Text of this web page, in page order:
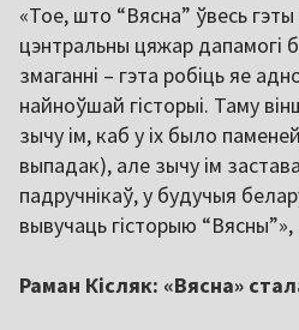
«Тое, што “Вясна” ўвесь гэты
цэнтральны цяжар дапамогі
змаганні – гэта робіць яе
найноўшай гісторыі. Таму
зычу ім, каб у іх было
выпадак), але зычу ім
падручнікаў, у будучыя
вывучаць гісторыю
Раман Кісляк: «Вясна»